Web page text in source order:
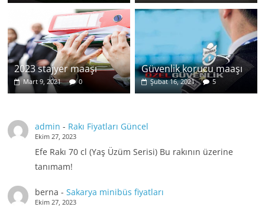
2023 stajyer maaşı
Mart 9, 2021 0
Güvenlik korucu maaşı
Şubat 16, 2021 5
admin - Rakı Fiyatları Güncel
Ekim 27, 2023
Efe Rakı 70 cl (Yaş Üzüm Serisi) Bu rakının üzerine
tanımam!
berna - Sakarya minibüs fiyatları
Ekim 27, 2023